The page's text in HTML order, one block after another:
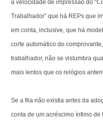
a velocidade de impressão do
Trabalhador” que há REPs que
em conta, inclusive, que há
corte automático do
trabalhador, não se vislumbra
mais lentos que os relógios
Se a fila não existia antes da
conta de um acréscimo ínfimo